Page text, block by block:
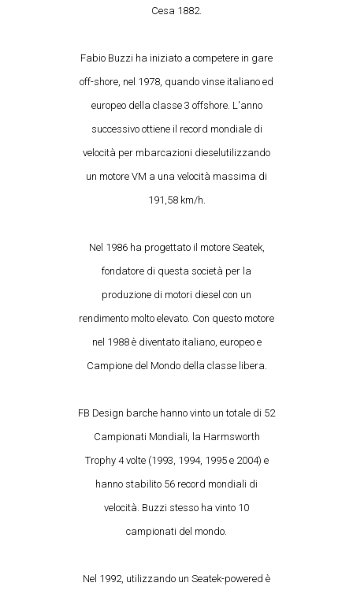
Cesa 1882.
Fabio Buzzi ha iniziato a competere in gare
off-shore, nel 1978, quando vinse italiano ed
europeo della classe 3 offshore. L'anno
successivo ottiene il record mondiale di
velocità per mbarcazioni dieselutilizzando
un motore VM a una velocità massima di
191,58 km/h.
Nel 1986 ha progettato il motore Seatek,
fondatore di questa società per la
produzione di motori diesel con un
rendimento molto elevato. Con questo motore
nel 1988 è diventato italiano, europeo e
Campione del Mondo della classe libera.
FB Design barche hanno vinto un totale di 52
Campionati Mondiali, la Harmsworth
Trophy 4 volte (1993, 1994, 1995 e 2004) e
hanno stabilito 56 record mondiali di
velocità. Buzzi stesso ha vinto 10
campionati del mondo.
Nel 1992, utilizzando un Seatek-powered è